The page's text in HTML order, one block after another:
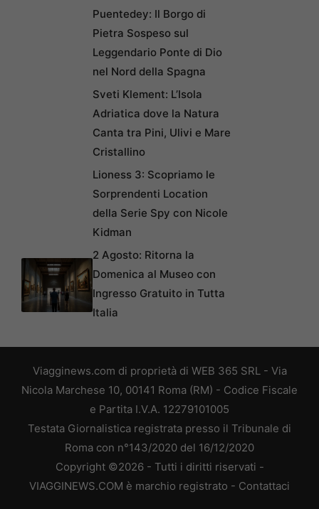
Puentedey: Il Borgo di
Pietra Sospeso sul
Leggendario Ponte di Dio
nel Nord della Spagna
Sveti Klement: L’Isola
Adriatica dove la Natura
Canta tra Pini, Ulivi e Mare
Cristallino
Lioness 3: Scopriamo le
Sorprendenti Location
della Serie Spy con Nicole
Kidman
2 Agosto: Ritorna la
Domenica al Museo con
Ingresso Gratuito in Tutta
Italia
Viagginews.com di proprietà di WEB 365 SRL - Via
Nicola Marchese 10, 00141 Roma (RM) - Codice Fiscale
e Partita I.V.A. 12279101005
Testata Giornalistica registrata presso il Tribunale di
Roma con n°143/2020 del 16/12/2020
Copyright ©2026 - Tutti i diritti riservati -
VIAGGINEWS.COM è marchio registrato - Contattaci